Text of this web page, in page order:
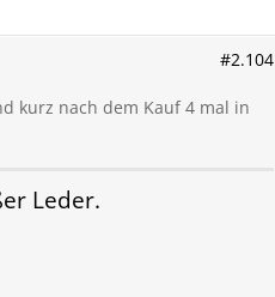
#2.104
kurz nach dem Kauf 4 mal in
Leder.